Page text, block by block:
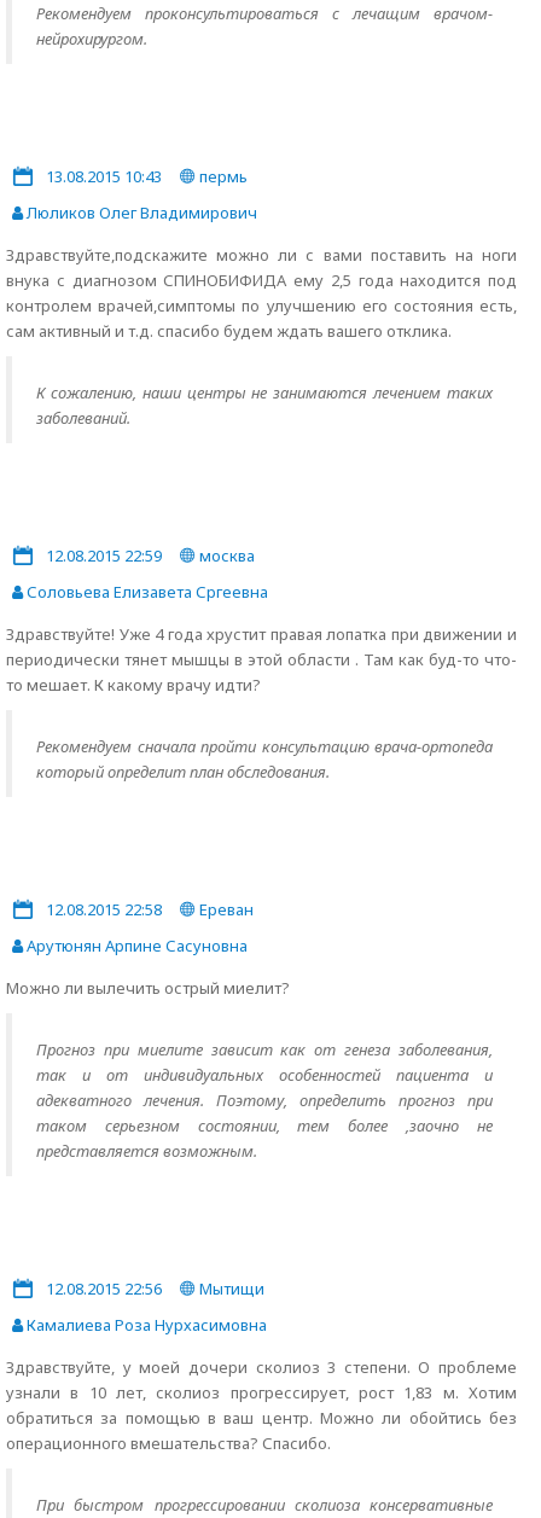
Рекомендуем проконсультироваться с лечащим врачом-
нейрохирургом.
13.08.2015 10:43
пермь
Люликов Олег Владимирович
Здравствуйте,подскажите можно ли с вами поставить на ноги
внука с диагнозом СПИНОБИФИДА ему 2,5 года находится под
контролем врачей,симптомы по улучшению его состояния есть,
сам активный и т.д. спасибо будем ждать вашего отклика.
К сожалению, наши центры не занимаются лечением таких
заболеваний.
12.08.2015 22:59
москва
Соловьева Елизавета Сргеевна
Здравствуйте! Уже 4 года хрустит правая лопатка при движении и
периодически тянет мышцы в этой области . Там как буд-то что-
то мешает. К какому врачу идти?
Рекомендуем сначала пройти консультацию врача-ортопеда
который определит план обследования.
12.08.2015 22:58
Ереван
Арутюнян Арпине Сасуновна
Можно ли вылечить острый миелит?
Прогноз при миелите зависит как от генеза заболевания,
так и от индивидуальных особенностей пациента и
адекватного лечения. Поэтому, определить прогноз при
таком серьезном состоянии, тем более ,заочно не
представляется возможным.
12.08.2015 22:56
Мытищи
Камалиева Роза Нурхасимовна
Здравствуйте, у моей дочери сколиоз 3 степени. О проблеме
узнали в 10 лет, сколиоз прогрессирует, рост 1,83 м. Хотим
обратиться за помощью в ваш центр. Можно ли обойтись без
операционного вмешательства? Спасибо.
При быстром прогрессировании сколиоза консервативные